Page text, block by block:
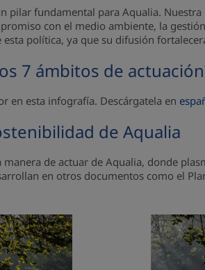
pilar fundamental para Aqualia. Nuestra
con el medio ambiente, la
política, ya que su difusión
7 ámbitos de
en esta infografía. Descárgatela en
de Aqualia
manera de actuar de Aqualia, donde
en otros documentos como el